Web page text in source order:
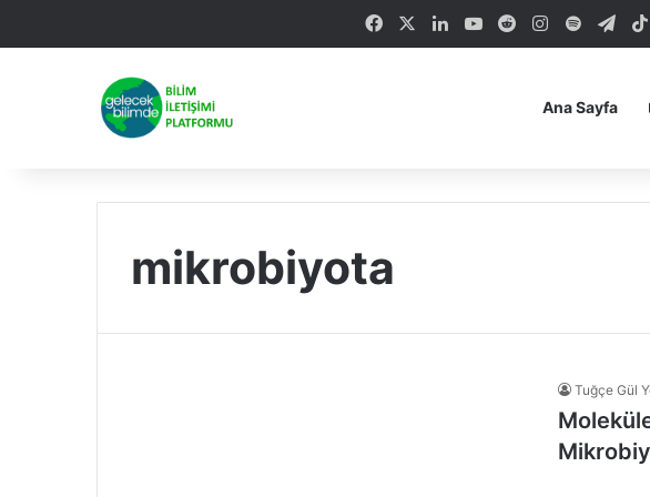
FacebookLinkedInYouTubeRedditInstagram
Spotify
Ana Sayfa
mikrobiyota
Tuğçe Gül